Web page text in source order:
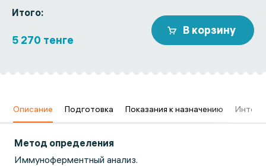
Итого:
5 270 тенге
В корзину
Описание Подготовка Показания к назначению
Метод определения
Иммуноферментный анализ.